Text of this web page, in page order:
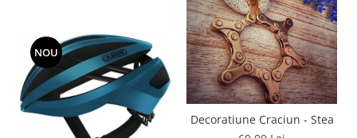
Decoratiune Craciun - Stea
NOU